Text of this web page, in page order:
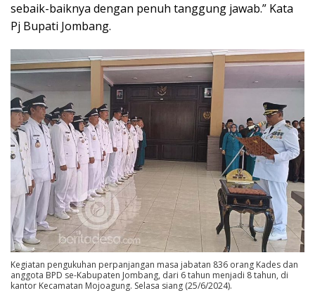
sebaik-baiknya dengan penuh tanggung jawab.” Kata
Pj Bupati Jombang.
Kegiatan pengukuhan perpanjangan masa jabatan 836 orang Kades dan
anggota BPD se-Kabupaten Jombang, dari 6 tahun menjadi 8 tahun, di
kantor Kecamatan Mojoagung. Selasa siang (25/6/2024).